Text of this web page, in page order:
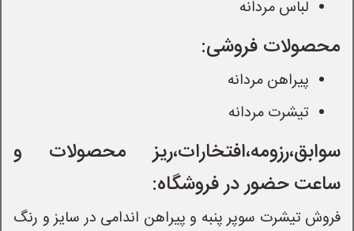
لباس مردانه
محصولات فروشی:
پیراهن مردانه
تیشرت مردانه
سوابق،رزومه،افتخارات،ریز محصولات و
ساعت حضور در فروشگاه:
فروش تیشرت سوپر پنبه و پیراهن اندامی در سایز و رنگ